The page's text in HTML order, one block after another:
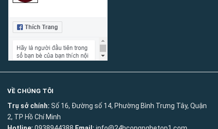
VỀ CHÚNG TÔI
Trụ sở chính: Số 16, Đường số 14, Phường Bình Trưng Tây, Quận
2, TP Hồ Chí Minh